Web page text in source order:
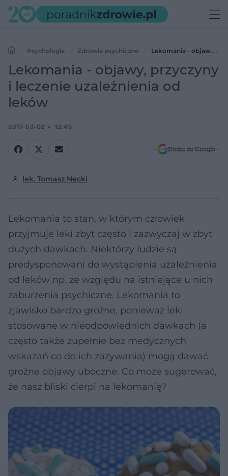
Psychologia Zdrowie psychiczne
Lekomania - objawy,
przyczyny i leczenie uzależnienia od leków
Lekomania - objawy, przyczyny
i leczenie uzależnienia od
leków
2017-03-02 12:45
Dodaj do Google
lek. Tomasz Nęcki
Lekomania to stan, w którym człowiek
przyjmuje leki zbyt często i zazwyczaj w zbyt
dużych dawkach. Niektórzy ludzie są
predysponowani do wystąpienia uzależnienia
od leków np. ze względu na istniejące u nich
zaburzenia psychiczne. Lekomania to
zjawisko bardzo groźne, ponieważ leki
stosowane w nieodpowiednich dawkach (a
często także zupełnie bez medycznych
wskazań co do ich zażywania) mogą dawać
groźne objawy uboczne. Co może sugerować,
że nasz bliski cierpi na lekomanię?